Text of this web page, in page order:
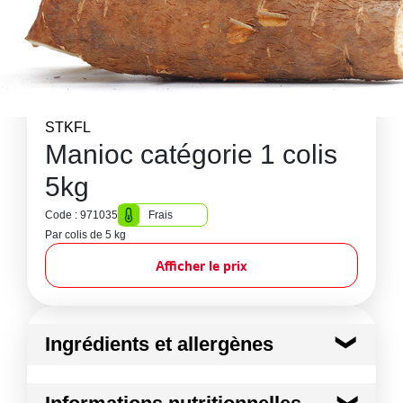
STKFL
Manioc catégorie 1 colis
5kg
Code : 971035
Frais
Par colis de 5 kg
Afficher le prix
Ingrédients et allergènes